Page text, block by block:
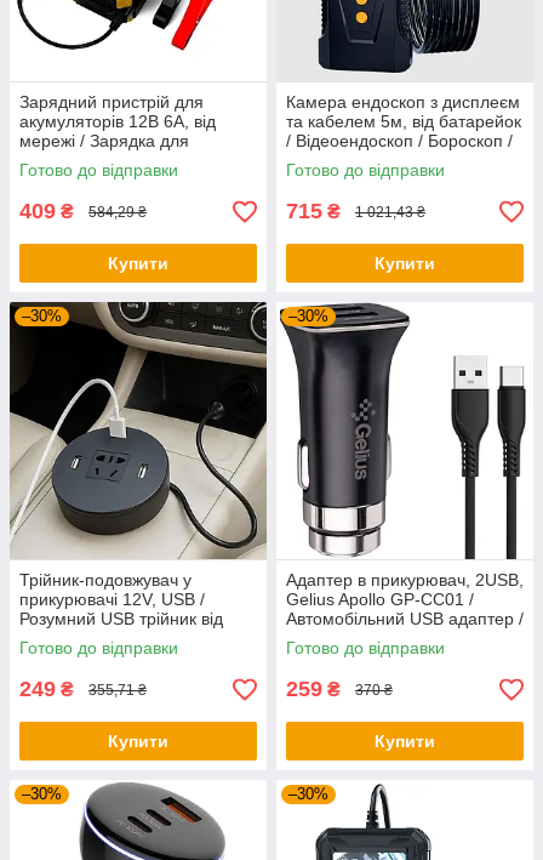
Зарядний пристрій для
акумуляторів 12В 6А, від
мережі / Зарядка для
акумуляторів / Зарядне для
акумуляторів
Готово до відправки
409 ₴ 584,29 ₴
Купити
Камера ендоскоп з дисплеєм
та кабелем 5м, від батарейок
/ Відеоендоскоп / Бороскоп /
Гнучкий ендоскоп
Готово до відправки
715 ₴ 1 021,43 ₴
Купити
–30%
Трійник-подовжувач у
прикурювачі 12V, USB /
Розумний USB трійник від
прикурювача / Автомобільний
розгалужувач
Готово до відправки
249 ₴ 355,71 ₴
Купити
–30%
Адаптер в прикурювач, 2USB,
Gelius Apollo GP-CC01 /
Автомобільний USB адаптер /
Зарядний пристрій в
прикурювач
Готово до відправки
259 ₴ 370 ₴
Купити
–30% –30%